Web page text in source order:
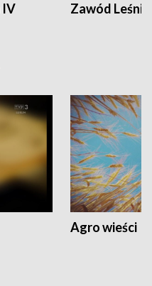
IV Zawód Leśnik
Agro wieści